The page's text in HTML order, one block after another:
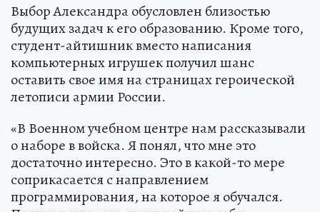
Выбор Александра обусловлен близостью
будущих задач к его образованию. Кроме того,
студент-айтишник вместо написания
компьютерных игрушек получил шанс
оставить свое имя на страницах героической
летописи армии России.
«В Военном учебном центре нам рассказывали
о наборе в войска. Я понял, что мне это
достаточно интересно. Это в какой-то мере
соприкасается с направлением
программирования, на которое я обучался.